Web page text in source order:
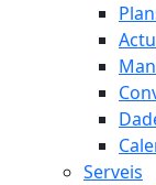
Serveis